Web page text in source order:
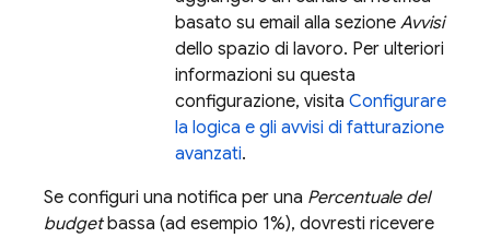
basato su email alla sezione Avvisi
dello spazio di lavoro. Per ulteriori
informazioni su questa
configurazione, visita Configurare
la logica e gli avvisi di fatturazione
avanzati.
Se configuri una notifica per una Percentuale del
budgetbassa (ad esempio 1%), dovresti ricevere